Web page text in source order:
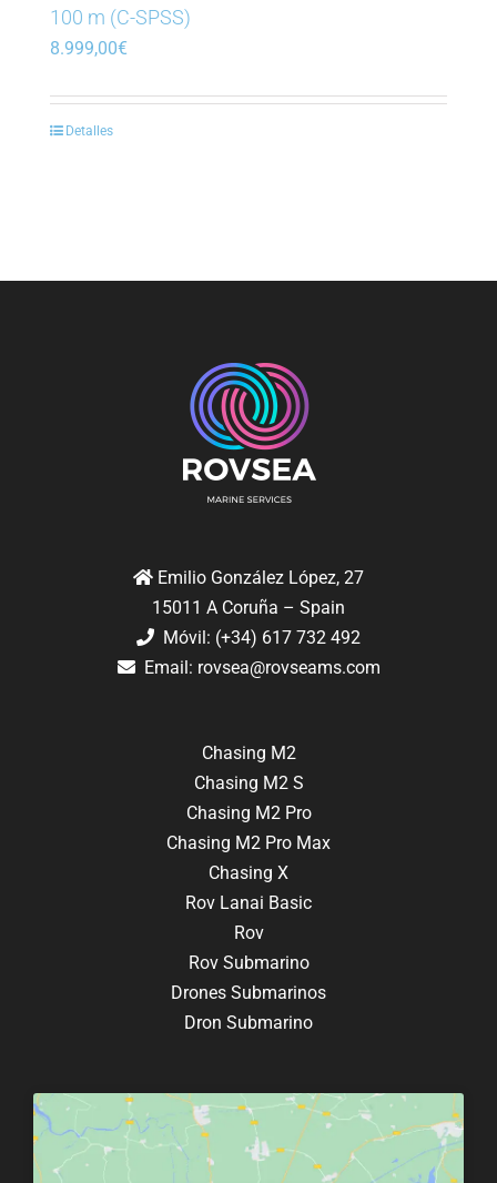
100 m (C-SPSS)
8.999,00€
Detalles
Emilio González López, 27
15011 A Coruña – Spain
Móvil: (+34) 617 732 492
Email: rovsea@rovseams.com
Chasing M2
Chasing M2 S
Chasing M2 Pro
Chasing M2 Pro Max
Chasing X
Rov Lanai Basic
Rov
Rov Submarino
Drones Submarinos
Dron Submarino